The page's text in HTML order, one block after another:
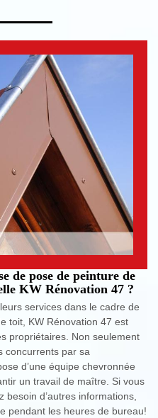
de pose de peinture de
KW Rénovation 47 ?
services dans le cadre de
toit, KW Rénovation 47 est
propriétaires. Non seulement
concurrents par sa
d’une équipe chevronnée
un travail de maître. Si vous
besoin d’autres informations,
pendant les heures de bureau!